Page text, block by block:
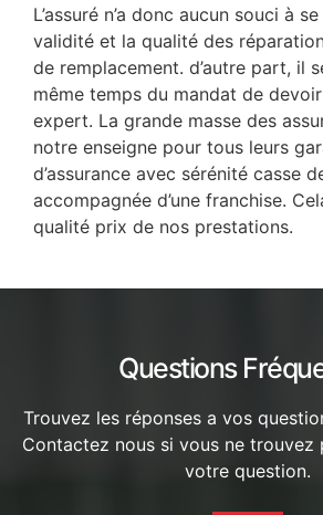
L’assuré n’a donc aucun souci à
validité et la qualité des
de remplacement. d’autre part, il
même temps du mandat de
expert. La grande masse des
notre enseigne pour tous leurs
d’assurance avec sérénité casse
accompagnée d’une franchise.
qualité prix de nos prestations.
Questions
Trouvez les réponses a vos
Contactez nous si vous ne trouvez
votre question.